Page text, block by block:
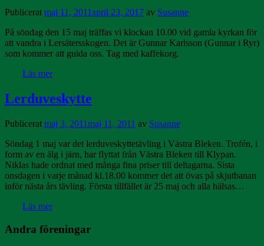
Publicerat maj 11, 2011april 23, 2017 av Susanne
På söndag den 15 maj träffas vi klockan 10.00 vid gamla kyrkan för
att vandra i Lersätersskogen. Det är Gunnar Karlsson (Gunnar i Ryr)
som kommer att guida oss. Tag med kaffekorg.
Läs mer
Lerduveskytte
Publicerat maj 3, 2011maj 11, 2011 av Susanne
Söndag 1 maj var det lerduveskyttetävling i Västra Bleken. Trofén, i
form av en älg i järn, har flyttat från Västra Bleken till Klypan.
Niklas hade ordnat med många fina priser till deltagarna. Sista
onsdagen i varje månad kl.18.00 kommer det att övas på skjutbanan
inför nästa års tävling. Första tillfället är 25 maj och alla hälsas…
Läs mer
Andra föreningar